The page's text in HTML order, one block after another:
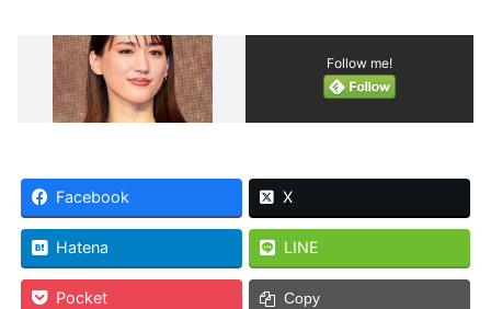
Follow me!
Facebook X
Hatena LINE
Pocket Copy